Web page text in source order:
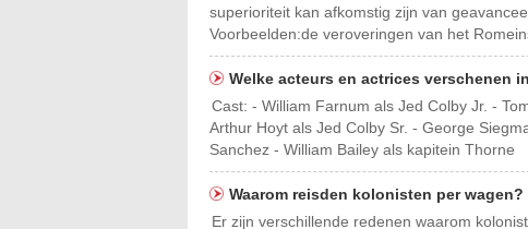
superioriteit kan afkomstig zijn van
Voorbeelden:de veroveringen van het
Welke acteurs en actrices verschenen
Cast: - William Farnum als Jed Colby Jr. -
Arthur Hoyt als Jed Colby Sr. - George
Sanchez - William Bailey als kapitein Thorne
Waarom reisden kolonisten per wagen?
Er zijn verschillende redenen waarom